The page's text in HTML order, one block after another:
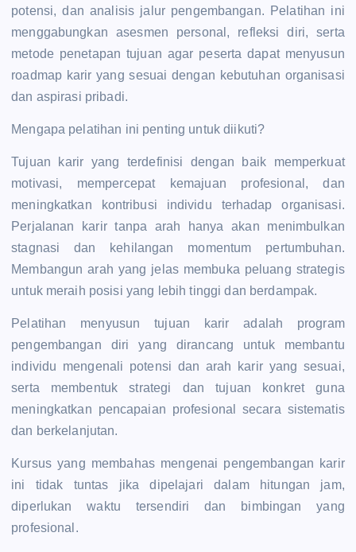
potensi, dan analisis jalur pengembangan. Pelatihan ini
menggabungkan asesmen personal, refleksi diri, serta
metode penetapan tujuan agar peserta dapat menyusun
roadmap karir yang sesuai dengan kebutuhan organisasi
dan aspirasi pribadi.
Mengapa pelatihan ini penting untuk diikuti?
Tujuan karir yang terdefinisi dengan baik memperkuat
motivasi, mempercepat kemajuan profesional, dan
meningkatkan kontribusi individu terhadap organisasi.
Perjalanan karir tanpa arah hanya akan menimbulkan
stagnasi dan kehilangan momentum pertumbuhan.
Membangun arah yang jelas membuka peluang strategis
untuk meraih posisi yang lebih tinggi dan berdampak.
Pelatihan menyusun tujuan karir adalah program
pengembangan diri yang dirancang untuk membantu
individu mengenali potensi dan arah karir yang sesuai,
serta membentuk strategi dan tujuan konkret guna
meningkatkan pencapaian profesional secara sistematis
dan berkelanjutan.
Kursus yang membahas mengenai pengembangan karir
ini tidak tuntas jika dipelajari dalam hitungan jam,
diperlukan waktu tersendiri dan bimbingan yang
profesional.